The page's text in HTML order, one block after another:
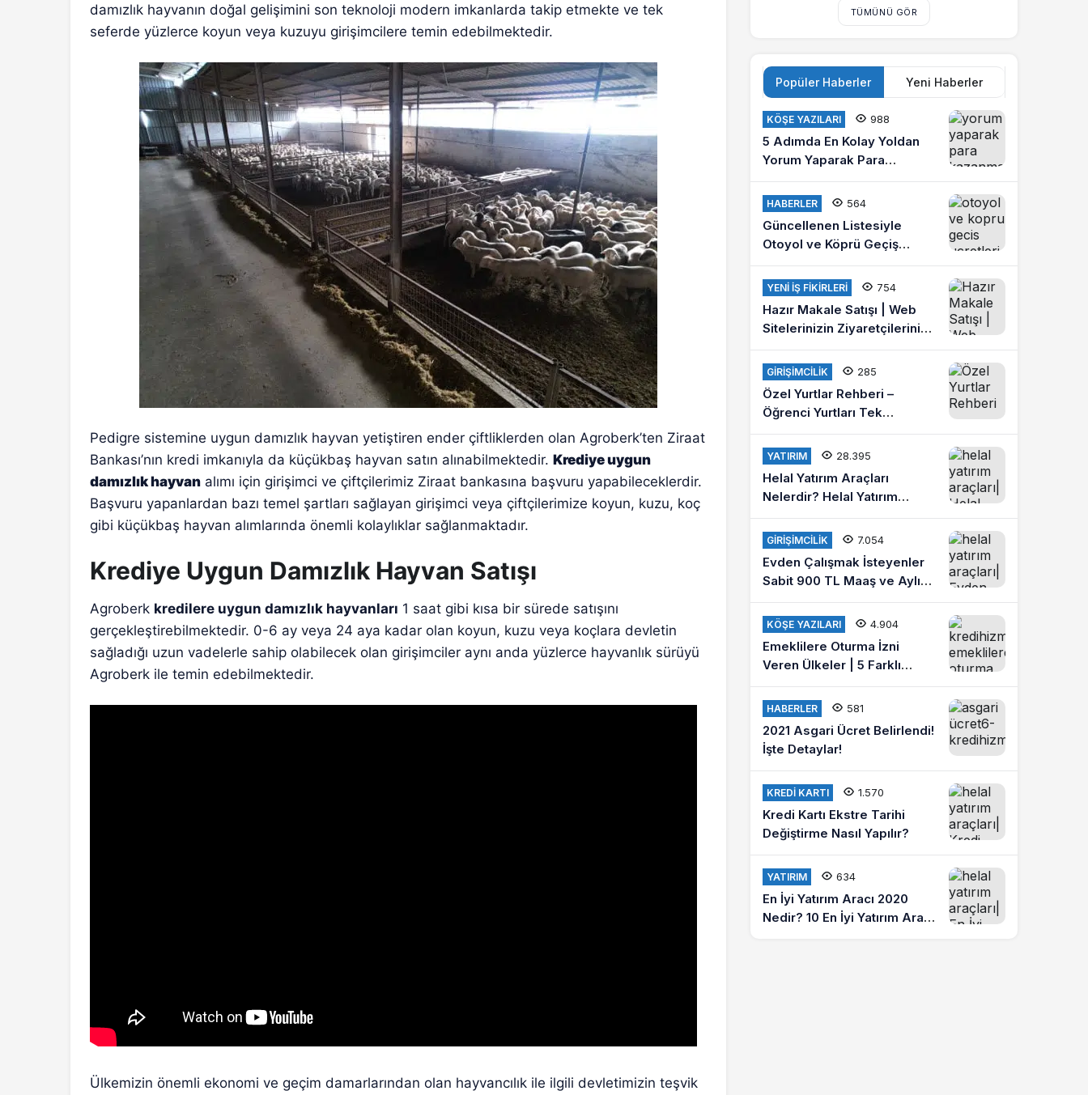
damızlık hayvanın doğal gelişimini son teknoloji modern imkanlarda takip etmekte ve tek
seferde yüzlerce koyun veya kuzuyu girişimcilere temin edebilmektedir.
Pedigre sistemine uygun damızlık hayvan yetiştiren ender çiftliklerden olan Agroberk’ten Ziraat
Bankası’nın kredi imkanıyla da küçükbaş hayvan satın alınabilmektedir.Krediye uygun
damızlık hayvan alımı için girişimci ve çiftçilerimiz Ziraat bankasına başvuru yapabileceklerdir.
Başvuru yapanlardan bazı temel şartları sağlayan girişimci veya çiftçilerimize koyun, kuzu, koç
gibi küçükbaş hayvan alımlarında önemli kolaylıklar sağlanmaktadır.
Krediye Uygun Damızlık Hayvan Satışı
Agroberk kredilere uygun damızlık hayvanları 1 saat gibi kısa bir sürede satışını
gerçekleştirebilmektedir. 0-6 ay veya 24 aya kadar olan koyun, kuzu veya koçlara devletin
sağladığı uzun vadelerle sahip olabilecek olan girişimciler aynı anda yüzlerce hayvanlık sürüyü
Agroberk ile temin edebilmektedir.
Ülkemizin önemli ekonomi ve geçim damarlarından olan hayvancılık ile ilgili devletimizin teşvik
TÜMÜNÜ GÖR
Popüler Haberler Yeni Haberler
KÖŞE YAZILARI 988
5 Adımda En Kolay Yoldan
Yorum Yaparak Para
Kazanma
HABERLER 564
Güncellenen Listesiyle
Otoyol ve Köprü Geçiş
Ücretleri 2021
YENI İŞ FIKIRLERI 754
Hazır Makale Satışı | Web
Sitelerinizin Ziyaretçilerini
Arttırın
GIRIŞIMCILIK 285
Özel Yurtlar Rehberi –
Öğrenci Yurtları Tek
Platformda
YATIRIM 28.395
Helal Yatırım Araçları
Nelerdir? Helal Yatırım
Yapmak İstiyorum Diyenlere
Tavsiyeler?
GIRIŞIMCILIK 7.054
Evden Çalışmak İsteyenler
Sabit 900 TL Maaş ve Aylık
4 Bin Lira Kazanmak İster
misiniz?
KÖŞE YAZILARI 4.904
Emeklilere Oturma İzni
Veren Ülkeler | 5 Farklı
Ülkede Emeklilik Hayatı
Yaşayın
HABERLER 581
2021 Asgari Ücret Belirlendi!
İşte Detaylar!
KREDI KARTI 1.570
Kredi Kartı Ekstre Tarihi
Değiştirme Nasıl Yapılır?
YATIRIM 634
En İyi Yatırım Aracı 2020
Nedir? 10 En İyi Yatırım Aracı